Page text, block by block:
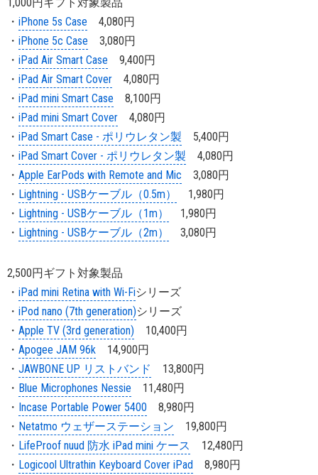
・ iPhone 5s Case 4,080円
・ iPhone 5c Case 3,080円
・ iPad Air Smart Case 9,400円
・ iPad Air Smart Cover 4,080円
・ iPad mini Smart Case 8,100円
・ iPad mini Smart Cover 4,080円
・ iPad Smart Case - ポリウレタン製 5,400円
・ iPad Smart Cover - ポリウレタン製 4,080円
・ Apple EarPods with Remote and Mic 3,080円
・ Lightning - USBケーブル（0.5m）
1,980円
・ Lightning - USBケーブル（1m）
1,980円
・ Lightning - USBケーブル（2m） 3,080円
2,500円ギフト対象製品
・ iPad mini Retina with Wi-Fiシリーズ
・ iPod nano (7th generation)シリーズ
・ Apple TV (3rd generation) 10,400円
・ Apogee JAM 96k 14,900円
・ JAWBONE UP リストバンド
13,800円
・ Blue Microphones Nessie 11,480円
・ Incase Portable Power 5400 8,980円
・ Netatmo ウェザーステーション 19,800円
・ LifeProof nuud 防水 iPad mini ケース
12,480円
・ Logicool Ultrathin Keyboard Cover iPad 8,980円